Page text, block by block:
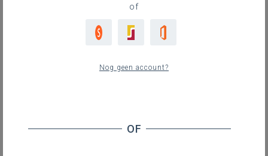
10 vaak gehoorde misverstanden
dialoogschool: een antwoord
of
Nog geen account?